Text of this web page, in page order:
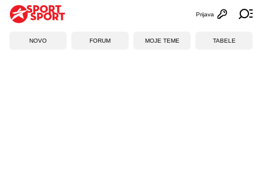
Otvori
Prijava
NOVO FORUM MOJE TEME TABELE